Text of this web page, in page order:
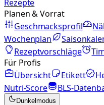
Rezepte
Planen & Vorrat
Geschmacksprofil
Wochenplan
Rezeptvorschläge
Für Profis
Übersicht
Etikett
Nutri-Score
BLS-
Dunkelmodus